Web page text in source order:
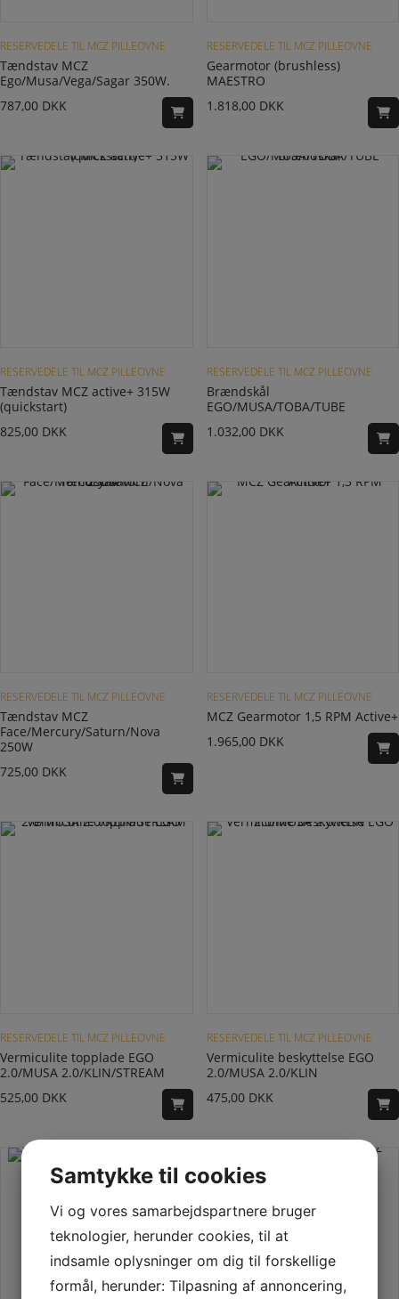
RESERVEDELE TIL MCZ PILLEOVNE
Tændstav MCZ
Ego/Musa/Vega/Sagar 350W.
787,00 DKK
RESERVEDELE TIL MCZ PILLEOVNE
Gearmotor (brushless)
MAESTRO
1.818,00 DKK
RESERVEDELE TIL MCZ PILLEOVNE
Tændstav MCZ active+ 315W
(quickstart)
825,00 DKK
RESERVEDELE TIL MCZ PILLEOVNE
Brændskål
EGO/MUSA/TOBA/TUBE
1.032,00 DKK
RESERVEDELE TIL MCZ PILLEOVNE
Tændstav MCZ
Face/Mercury/Saturn/Nova
250W
725,00 DKK
RESERVEDELE TIL MCZ PILLEOVNE
MCZ Gearmotor 1,5 RPM Active+
1.965,00 DKK
RESERVEDELE TIL MCZ PILLEOVNE
Vermiculite topplade EGO
2.0/MUSA 2.0/KLIN/STREAM
525,00 DKK
RESERVEDELE TIL MCZ PILLEOVNE
Vermiculite beskyttelse EGO
2.0/MUSA 2.0/KLIN
475,00 DKK
Samtykke til cookies
Vi og vores samarbejdspartnere bruger
teknologier, herunder cookies, til at
indsamle oplysninger om dig til forskellige
formål, herunder: Tilpasning af annoncering,